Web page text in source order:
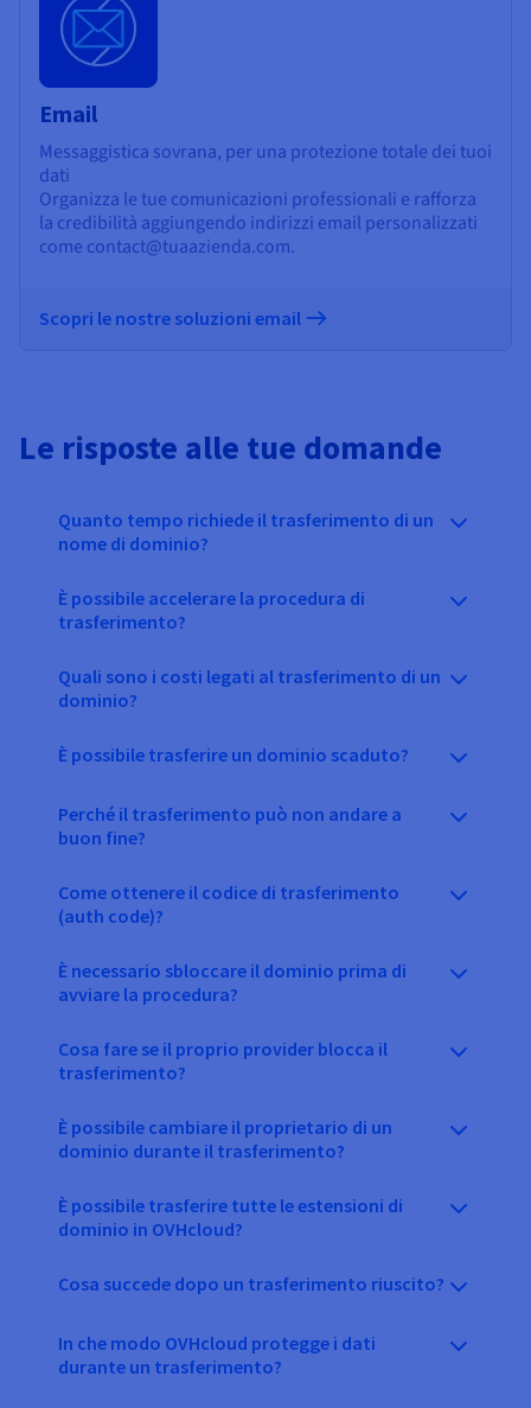
Email
Messaggistica sovrana, per una protezione totale dei tuoi
dati
Organizza le tue comunicazioni professionali e rafforza
la credibilità aggiungendo indirizzi email personalizzati
come contact@tuaazienda.com.
Scopri le nostre soluzioni email
Le risposte alle tue domande
Quanto tempo richiede il trasferimento di un
nome di dominio?
È possibile accelerare la procedura di
trasferimento?
Quali sono i costi legati al trasferimento di un
dominio?
È possibile trasferire un dominio scaduto?
Perché il trasferimento può non andare a
buon fine?
Come ottenere il codice di trasferimento
(auth code)?
È necessario sbloccare il dominio prima di
avviare la procedura?
Cosa fare se il proprio provider blocca il
trasferimento?
È possibile cambiare il proprietario di un
dominio durante il trasferimento?
È possibile trasferire tutte le estensioni di
dominio in OVHcloud?
Cosa succede dopo un trasferimento riuscito?
In che modo OVHcloud protegge i dati
durante un trasferimento?